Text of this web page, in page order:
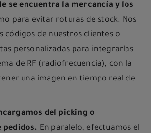
se encuentra la mercancía y los
para evitar roturas de stock. Nos
códigos de nuestros clientes o
personalizadas para integrarlas
de RF (radiofrecuencia), con la
una imagen en tiempo real de
del picking o
pedidos. En paralelo, efectuamos el